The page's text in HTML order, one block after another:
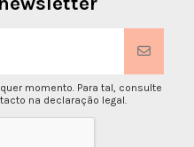
momento. Para tal, consulte
na declaração legal.